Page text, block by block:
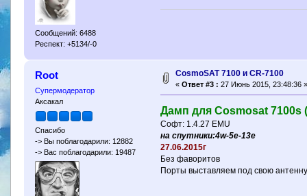
Сообщений: 6488
Респект: +5134/-0
Root
Супермодератор
Аксакал
Спасибо
-> Вы поблагодарили: 12882
-> Вас поблагодарили: 19487
CosmoSAT 7100 и CR-7100
« Ответ #3 : 27 Июнь 2015, 23:48:36 »
Дамп для Cosmosat 7100s
Софт: 1.4.27 EMU
на спутники:4w-5e-13e
27.06.2015г
Без фаворитов
Порты выставляем под свою